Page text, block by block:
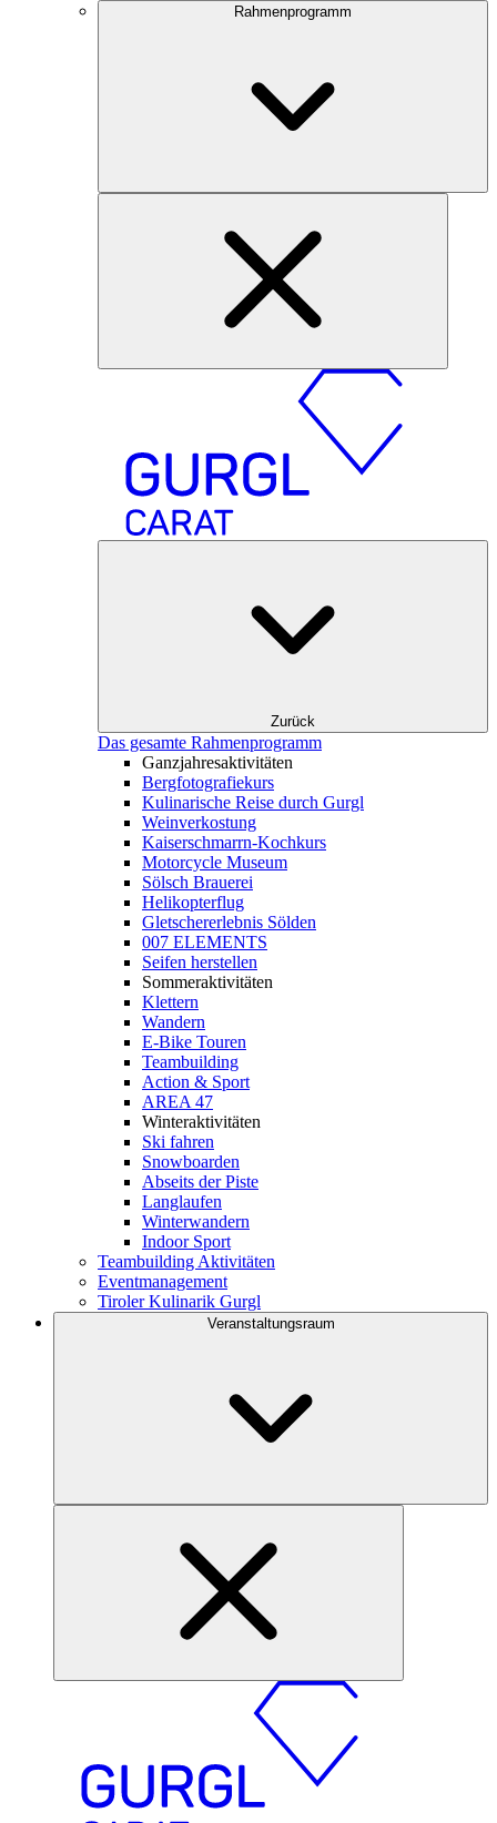
Rahmenprogramm
Zurück
Das gesamte Rahmenprogramm
Ganzjahresaktivitäten
Bergfotografiekurs
Kulinarische Reise durch Gurgl
Weinverkostung
Kaiserschmarrn-Kochkurs
Motorcycle Museum
Sölsch Brauerei
Helikopterflug
Gletschererlebnis Sölden
007 ELEMENTS
Seifen herstellen
Sommeraktivitäten
Klettern
Wandern
E-Bike Touren
Teambuilding
Action & Sport
AREA 47
Winteraktivitäten
Ski fahren
Snowboarden
Abseits der Piste
Langlaufen
Winterwandern
Indoor Sport
Teambuilding Aktivitäten
Eventmanagement
Tiroler Kulinarik Gurgl
Veranstaltungsraum